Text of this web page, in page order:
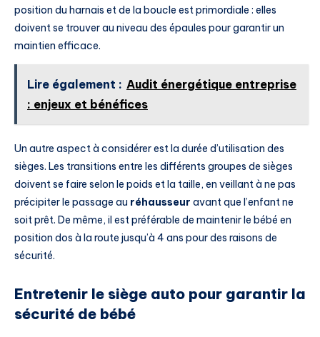
position du harnais et de la boucle est primordiale : elles
doivent se trouver au niveau des épaules pour garantir un
maintien efficace.
Lire également : Audit énergétique entreprise
: enjeux et bénéfices
Un autre aspect à considérer est la durée d’utilisation des
sièges. Les transitions entre les différents groupes de sièges
doivent se faire selon le poids et la taille, en veillant à ne pas
précipiter le passage au réhausseur avant que l’enfant ne
soit prêt. De même, il est préférable de maintenir le bébé en
position dos à la route jusqu’à 4 ans pour des raisons de
sécurité.
Entretenir le siège auto pour garantir la
sécurité de bébé